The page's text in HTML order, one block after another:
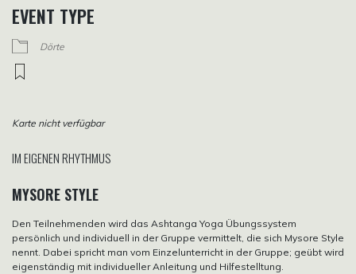
EVENT TYPE
Dörte
Karte nicht verfügbar
IM EIGENEN RHYTHMUS
MYSORE STYLE
Den Teilnehmenden wird das Ashtanga Yoga Übungssystem
persönlich und individuell in der Gruppe vermittelt, die sich Mysore Style
nennt. Dabei spricht man vom Einzelunterricht in der Gruppe; geübt wird
eigenständig mit individueller Anleitung und Hilfestelltung.